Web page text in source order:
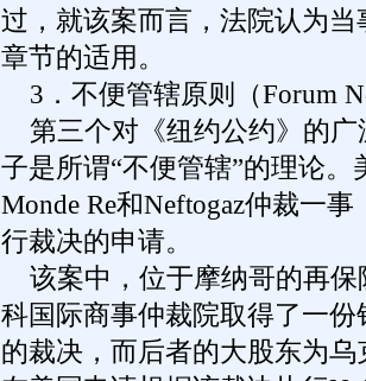
过，就该案而言，法院认为
章节的适用。
3．不便管辖原则（Forum
第三个对《纽约公约》的广
子是所谓“不便管辖”的理论
Monde Re和Neftogaz仲裁一
行裁决的申请。
该案中，位于摩纳哥的再保
科国际商事仲裁院取得了一份
的裁决，而后者的大股东为乌